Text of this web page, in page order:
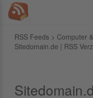
RSS Feeds > Computer
Sitedomain.de | RSS